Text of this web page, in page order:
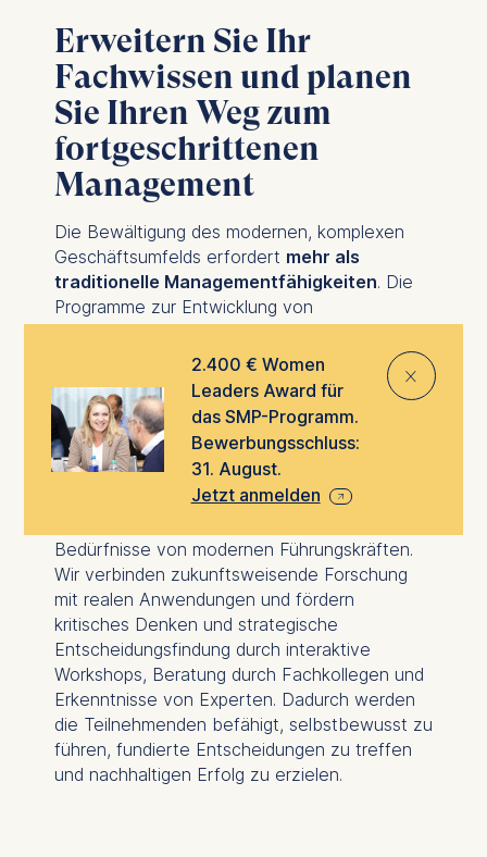
2.400 € Women
Leaders Award für
das SMP-Programm.
Bewerbungsschluss:
31. August.
Jetzt anmelden
⨯
Erweitern Sie Ihr
Fachwissen und planen
Sie Ihren Weg zum
fortgeschrittenen
Management
Die Bewältigung des modernen, komplexen
Geschäftsumfelds erfordert mehr als
traditionelle Managementfähigkeiten. Die
Programme zur Entwicklung von
darauf ausgerichtet, diesen wachsenden
Anforderungen gerecht zu werden und Ihr
Fachwissen in den Bereichen allgemeines
Management und Grundsätze der
Unternehmensführung zu vertiefen.
Unser Ansatz istinnovativ, stringent und
Bedürfnisse von modernen Führungskräften.
Wir verbinden zukunftsweisende Forschung
mit realen Anwendungen und fördern
kritisches Denken und strategische
Entscheidungsfindung durch interaktive
Workshops, Beratung durch Fachkollegen und
Erkenntnisse von Experten. Dadurch werden
die Teilnehmenden befähigt, selbstbewusst zu
führen, fundierte Entscheidungen zu treffen
und nachhaltigen Erfolg zu erzielen.